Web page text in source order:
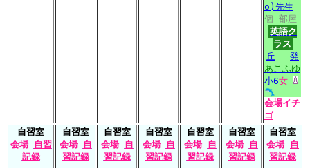
o)先生
個 部屋
英語ク
ラス
丘
発
あこふゆ
小6女
会場イチ
ゴ
自習室
会場 自習
記録
自習室
会場 自
習記録
自習室
会場 自
習記録
自習室
会場 自
習記録
自習室
会場 自
習記録
自習室
会場 自
習記録
自習室
会場 自
習記録